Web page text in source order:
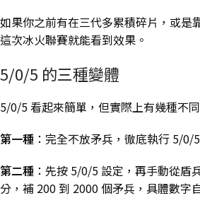
如果你之前有在三代多累積碎片，或是
這次冰火聯賽就能看到效果。
5/0/5 的三種變體
5/0/5 看起來簡單，但實際上有幾種不
第一種 ：完全不放矛兵，徹底執行 5/0/5
第二種 ：先按 5/0/5 設定，再手動從盾
分，補 200 到 2000 個矛兵，具體數字